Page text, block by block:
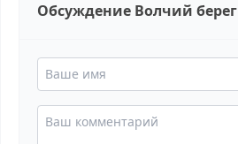
Обсуждение Волчий берег